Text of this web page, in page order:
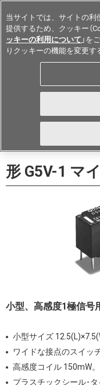
Japan
形 G5V-1 マ
小型、高感度1極信号
小型サイズ
ワイドな接点のスイッ
高感度コイル 150mW。
プラスチックシール･
当サイトでは、サイトの
提供するため、クッキー（
ッキーの利用について 」を
りクッキーの機能を変更す